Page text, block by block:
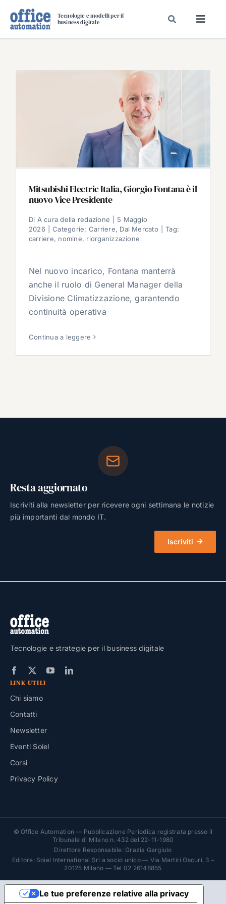
Tecnologie e modelli per il
business digitale
Mitsubishi Electric Italia, Giorgio Fontana è il
nuovo Vice Presidente
Di A cura della redazione
5 Maggio
2026
Categorie: Carriere, Dal Mercato
Tag:
carriere, nomine, riorganizzazione
Nel nuovo incarico, Fontana manterrà
anche il ruolo di General Manager della
Divisione Climatizzazione, garantendo
continuità operativa
Continua a leggere
Resta aggiornato
Iscriviti alla newsletter per ricevere ogni settimana le notizie
più importanti dal mondo IT.
Iscriviti
Tecnologie e strategie per il business digitale
LINK UTILI
Chi siamo
Contatti
Newsletter
Eventi Soiel
Corsi
Privacy Policy
© Office Automation — Pubblicazione Periodica registrata presso il
Tribunale di Milano n. 432 del 22-11-1980
Direttore Responsabile: Grazia Gargiulo
Editore: Soiel International Srl a socio unico — Via Martiri Oscuri, 3 –
20125 Milano — Tel 02 26148855
Le tue preferenze relative alla privacy